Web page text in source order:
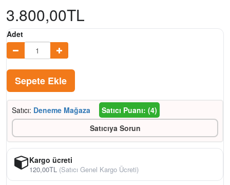
3.800,00TL
Adet
Sepete Ekle
Satıcı: Deneme Mağaza
Satıcı Puanı: (4)
Satıcıya Sorun
Kargo ücreti
120,00TL (Satıcı Genel Kargo Ücreti)